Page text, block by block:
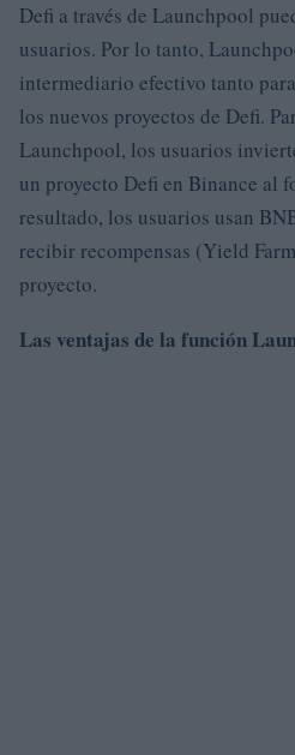
Defi a través de Launchpool
usuarios. Por lo tanto,
intermediario efectivo tanto
los nuevos proyectos de Defi.
Launchpool, los usuarios
un proyecto Defi en Binance al
resultado, los usuarios usan
recibir recompensas (Yield
proyecto.
Las ventajas de la función